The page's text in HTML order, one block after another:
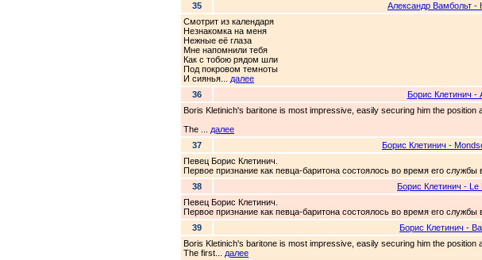
35
Александр Вамбольт -
Смотрит из календаря
Незнакомка на меня
Нежные её глаза
Мне напомнили тебя
Как с тобою рядом шли
Под покровом темноты
И сиянья... далее
36
Борис Клетинич -
Boris Kletinich's baritone is most impressive, easily securing him the position
The ... далее
37
Борис Клетинич -
Певец Борис Клетинич.
Первое признание как певца-баритона состоялось во время его
38
Борис Клетинич - Le
Певец Борис Клетинич.
Первое признание как певца-баритона состоялось во время его
39
Борис Клетинич -
Boris Kletinich's baritone is most impressive, easily securing him the position
The first... далее